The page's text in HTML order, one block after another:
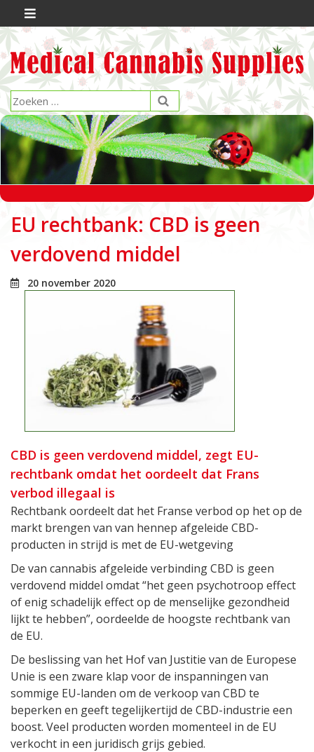
EU rechtbank: CBD is geen
verdovend middel
20 november 2020
CBD is geen verdovend middel, zegt EU-
rechtbank omdat het oordeelt dat Frans
verbod illegaal is
Rechtbank oordeelt dat het Franse verbod op het op de
markt brengen van van hennep afgeleide CBD-
producten in strijd is met de EU-wetgeving
De van cannabis afgeleide verbinding CBD is geen
verdovend middel omdat “het geen psychotroop effect
of enig schadelijk effect op de menselijke gezondheid
lijkt te hebben”, oordeelde de hoogste rechtbank van
de EU.
De beslissing van het Hof van Justitie van de Europese
Unie is een zware klap voor de inspanningen van
sommige EU-landen om de verkoop van CBD te
beperken en geeft tegelijkertijd de CBD-industrie een
boost. Veel producten worden momenteel in de EU
verkocht in een juridisch grijs gebied.